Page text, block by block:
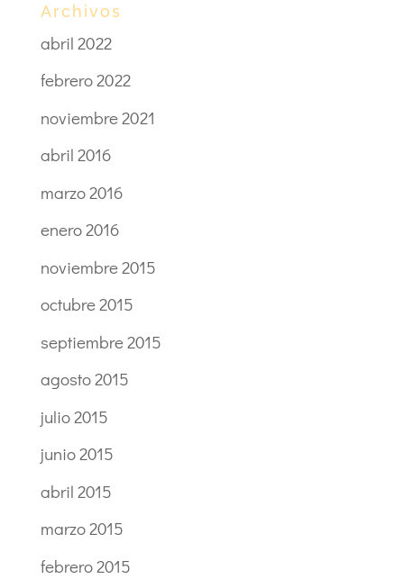
Archivos
abril 2022
febrero 2022
noviembre 2021
abril 2016
marzo 2016
enero 2016
noviembre 2015
octubre 2015
septiembre 2015
agosto 2015
julio 2015
junio 2015
abril 2015
marzo 2015
febrero 2015